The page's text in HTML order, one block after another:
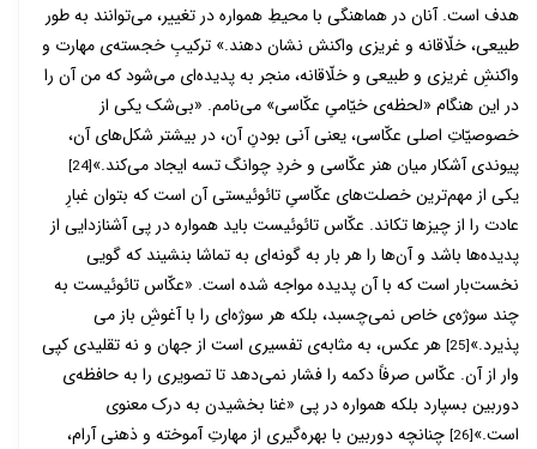
هدف است. آنان در هماهنگی با محیطِ همواره در تغییر، می­‌توانند به طور
طبیعی، خلّاقانه و غریزی واکنش نشان دهند.» ترکیبِ خجسته­‌ی مهارت و
واکنشِ غریزی و طبیعی و خلّاقانه، منجر به پدیده‌­ای می­‌شود که من آن را
در این هنگام «لحظه­‌ی خیّامیِ عکّاسی» می‌­نامم. «بی­‌شک یکی از
خصوصیّاتِ اصلی عکّاسی، یعنی آنی بودنِ آن، در بیشتر شکل­‌های آن،
پیوندی آشکار میان هنر عکّاسی و خردِ چوانگ تسه ایجاد می‌­کند.»[24]
یکی از مهم­‌ترین خصلت­‌های عکّاسیِ تائوئیستی آن است که بتوان غبارِ
عادت را از چیزها تکاند. عکّاس تائوئیست باید همواره در پی آشنازدایی از
پدیده‌­ها باشد و آن­‌ها را هر بار به گونه­‌ای به تماشا بنشیند که گویی
نخست­‌بار است که با آن پدیده مواجه شده است. «عکّاس تائوئیست به
چند سوژه‌­ی خاص نمی­‌چسبد، بلکه هر سوژه‌­ای را با آغوشِ باز می­‌
پذیرد.»[25]
هر عکس، به مثابه­‌ی تفسیری است از جهان و نه تقلیدی کپی­‌
وار از آن. عکّاس صرفاً دکمه­ را فشار نمی­‌دهد تا تصویری را به حافظه­‌ی
دوربین بسپارد بلکه همواره در پی «غنا بخشیدن به درک معنوی
است.»[26]
چنان­چه دوربین با بهره‌­گیری از مهارتِ آموخته و ذهنی آرام،